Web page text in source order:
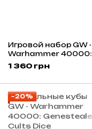
Игровой набор GW -
Warhammer 40000:
Genestealer Cults -
Benefictus
1 360 грн
−20%